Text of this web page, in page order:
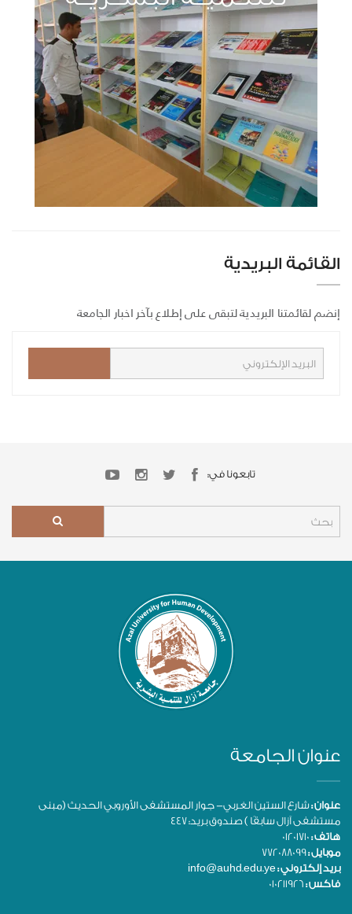
القائمة البريدية
إنضم لقائمتنا البريدية لتبقى على إطلاع بآخر اخبار الجامعة
تابعونا في:
عنوان الجامعة
عنوان :شارع الستين الغربي- جوار المستشفى الأوروبي الحديث (مبنى
مستشفى آزال سابقًا ) صندوق بريد: 447
هاتف :
موبايل :
بريد إلكتروني :
فاكس :